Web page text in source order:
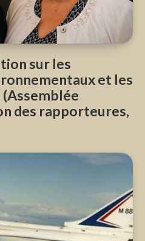
sur les
et les
des rapporteures,